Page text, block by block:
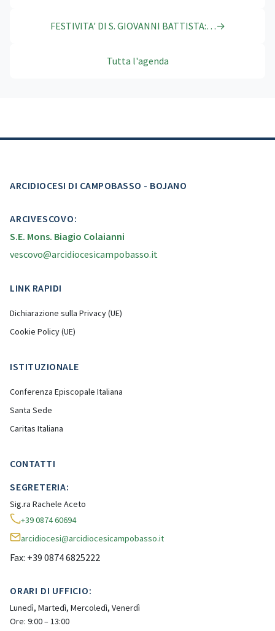
FESTIVITA' DI S. GIOVANNI BATTISTA:…→
Tutta l'agenda
ARCIDIOCESI DI CAMPOBASSO - BOJANO
ARCIVESCOVO:
S.E. Mons. Biagio Colaianni
vescovo@arcidiocesicampobasso.it
LINK RAPIDI
Dichiarazione sulla Privacy (UE)
Cookie Policy (UE)
ISTITUZIONALE
Conferenza Episcopale Italiana
Santa Sede
Caritas Italiana
CONTATTI
SEGRETERIA:
Sig.ra Rachele Aceto
+39 0874 60694
arcidiocesi@arcidiocesicampobasso.it
Fax: +39 0874 6825222
ORARI DI UFFICIO:
Lunedì, Martedì, Mercoledì, Venerdì
Ore: 9:00 – 13:00